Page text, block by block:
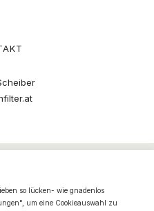
so lücken- wie gnadenlos
um eine Cookieauswahl zu